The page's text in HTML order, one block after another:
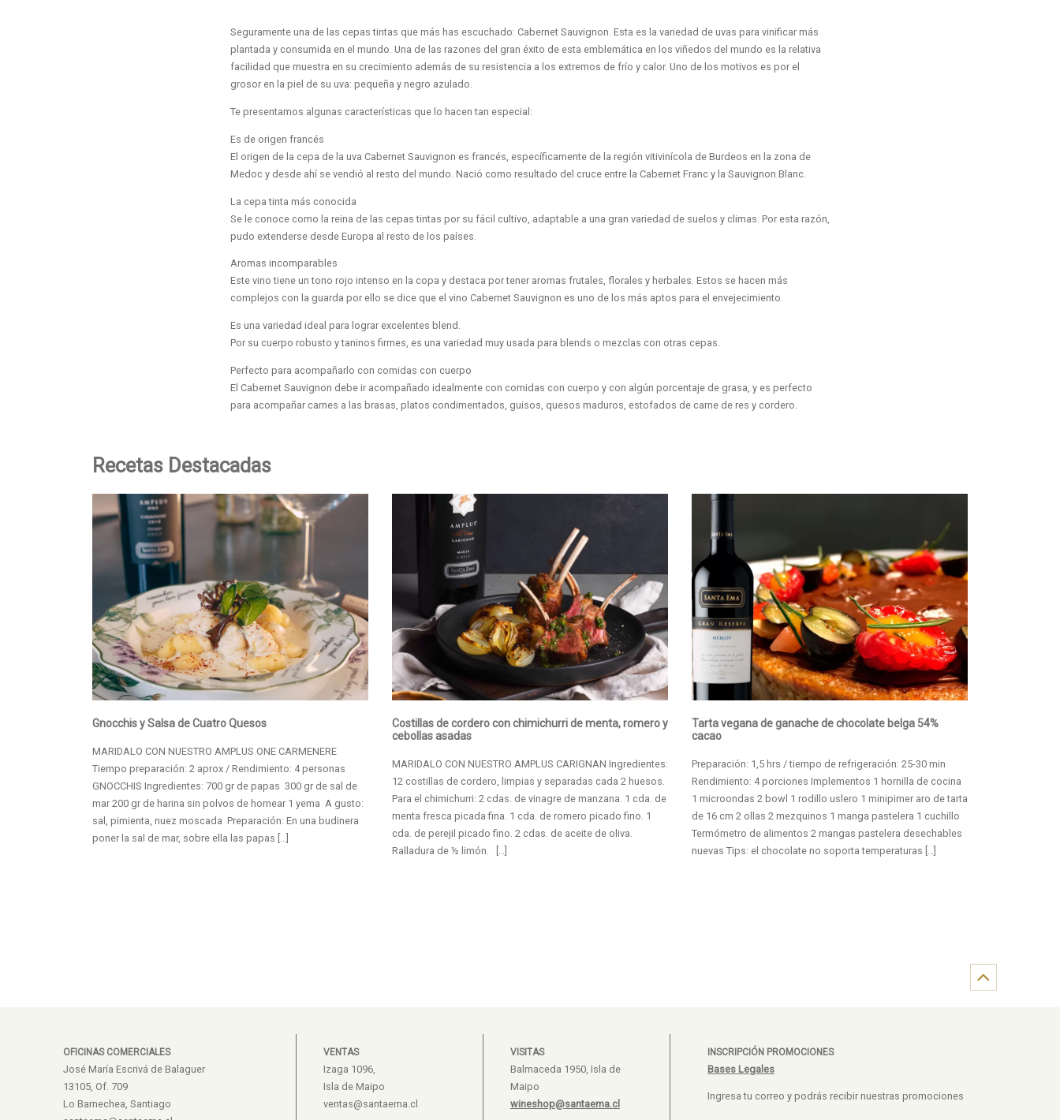
Seguramente una de las cepas tintas que más has escuchado: Cabernet Sauvignon. Esta es la variedad de uvas para vinificar más
plantada y consumida en el mundo. Una de las razones del gran éxito de esta emblemática en los viñedos del mundo es la relativa
facilidad que muestra en su crecimiento además de su resistencia a los extremos de frío y calor. Uno de los motivos es por el
grosor en la piel de su uva: pequeña y negro azulado.
Te presentamos algunas características que lo hacen tan especial:
Es de origen francés
El origen de la cepa de la uva Cabernet Sauvignon es francés, específicamente de la región vitivinícola de Burdeos en la zona de
Medoc y desde ahí se vendió al resto del mundo. Nació como resultado del cruce entre la Cabernet Franc y la Sauvignon Blanc.
La cepa tinta más conocida
Se le conoce como la reina de las cepas tintas por su fácil cultivo, adaptable a una gran variedad de suelos y climas. Por esta razón,
pudo extenderse desde Europa al resto de los países.
Aromas incomparables
Este vino tiene un tono rojo intenso en la copa y destaca por tener aromas frutales, florales y herbales. Estos se hacen más
complejos con la guarda por ello se dice que el vino Cabernet Sauvignon es uno de los más aptos para el envejecimiento.
Es una variedad ideal para lograr excelentes blend.
Por su cuerpo robusto y taninos firmes, es una variedad muy usada para blends o mezclas con otras cepas.
Perfecto para acompañarlo con comidas con cuerpo
El Cabernet Sauvignon debe ir acompañado idealmente con comidas con cuerpo y con algún porcentaje de grasa, y es perfecto
para acompañar carnes a las brasas, platos condimentados, guisos, quesos maduros, estofados de carne de res y cordero.
Recetas Destacadas
Gnocchis y Salsa de Cuatro Quesos
MARIDALO CON NUESTRO AMPLUS ONE CARMENERE
Tiempo preparación: 2 aprox / Rendimiento: 4 personas
GNOCCHIS Ingredientes: 700 gr de papas 300 gr de sal de
mar 200 gr de harina sin polvos de hornear 1 yema A gusto:
sal, pimienta, nuez moscada Preparación: En una budinera
poner la sal de mar, sobre ella las papas […]
Costillas de cordero con chimichurri de menta, romero y
cebollas asadas
MARIDALO CON NUESTRO AMPLUS CARIGNAN Ingredientes:
12 costillas de cordero, limpias y separadas cada 2 huesos.
Para el chimichurri: 2 cdas. de vinagre de manzana. 1 cda. de
menta fresca picada fina. 1 cda. de romero picado fino. 1
cda. de perejil picado fino. 2 cdas. de aceite de oliva.
Ralladura de ½ limón. […]
Tarta vegana de ganache de chocolate belga 54%
cacao
Preparación: 1,5 hrs / tiempo de refrigeración: 25-30 min
Rendimiento: 4 porciones Implementos 1 hornilla de cocina
1 microondas 2 bowl 1 rodillo uslero 1 minipimer aro de tarta
de 16 cm 2 ollas 2 mezquinos 1 manga pastelera 1 cuchillo
Termómetro de alimentos 2 mangas pastelera desechables
nuevas Tips: el chocolate no soporta temperaturas […]
OFICINAS COMERCIALES
José María Escrivá de Balaguer
13105, Of. 709
Lo Barnechea, Santiago
VENTAS
Izaga 1096,
Isla de Maipo
ventas@santaema.cl
VISITAS
Balmaceda 1950, Isla de
Maipo
wineshop@santaema.cl
INSCRIPCIÓN PROMOCIONES
Bases Legales
Ingresa tu correo y podrás recibir nuestras promociones